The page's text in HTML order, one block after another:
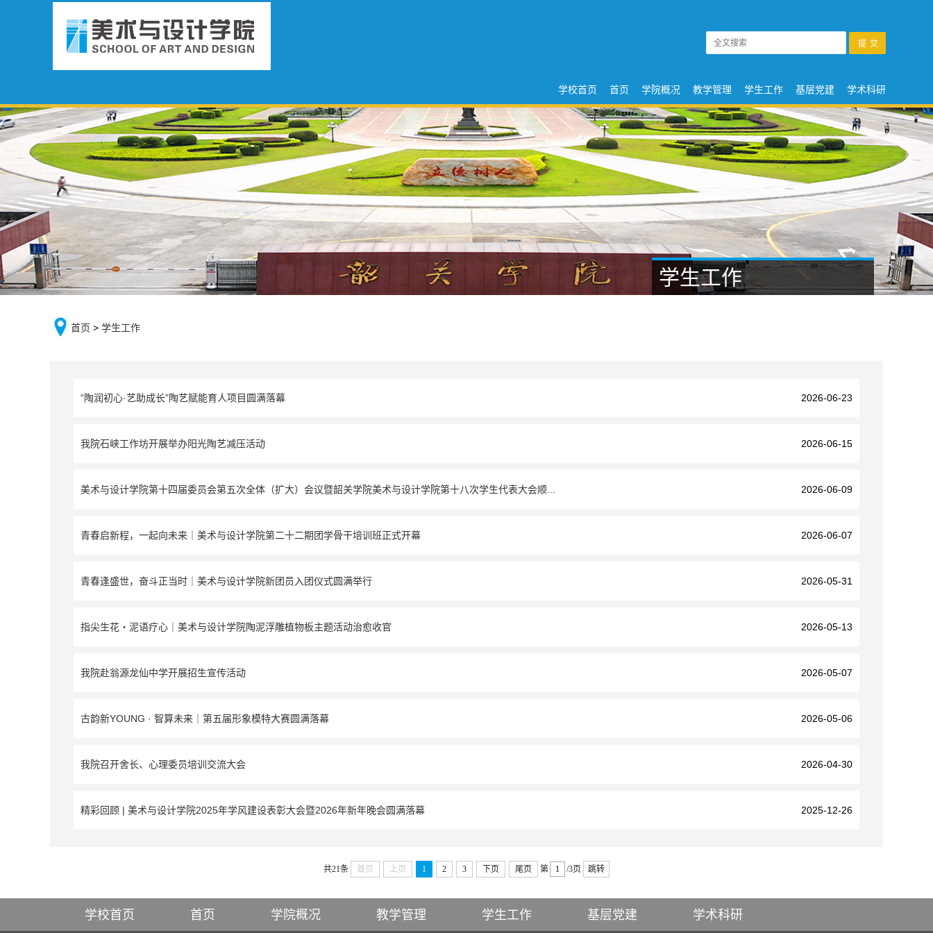
学校首页 首页 学院概况 教学管理 学生工作 基层党建 学术科研
学生工作
首页 > 学生工作
“陶润初心·艺助成长”陶艺赋能育人项目圆满落幕 2026-06-23
我院石峡工作坊开展举办阳光陶艺减压活动 2026-06-15
美术与设计学院第十四届委员会第五次全体（扩大）会议暨韶关学院美术与设计学院第十八次学生代表大会顺... 2026-06-09
青春启新程，一起向未来｜美术与设计学院第二十二期团学骨干培训班正式开幕 2026-06-07
青春逢盛世，奋斗正当时｜美术与设计学院新团员入团仪式圆满举行 2026-05-31
指尖生花・泥语疗心｜美术与设计学院陶泥浮雕植物板主题活动治愈收官 2026-05-13
我院赴翁源龙仙中学开展招生宣传活动 2026-05-07
古韵新YOUNG · 智算未来｜第五届形象模特大赛圆满落幕 2026-05-06
我院召开舍长、心理委员培训交流大会 2026-04-30
精彩回顾 | 美术与设计学院2025年学风建设表彰大会暨2026年新年晚会圆满落幕 2025-12-26
共21条 首页 上页 1 2 3 下页 尾页 第 /3页 跳转
学校首页 首页 学院概况 教学管理 学生工作 基层党建 学术科研